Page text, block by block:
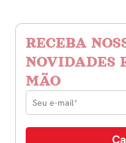
RECEBA
NOVIDADES
MÃO